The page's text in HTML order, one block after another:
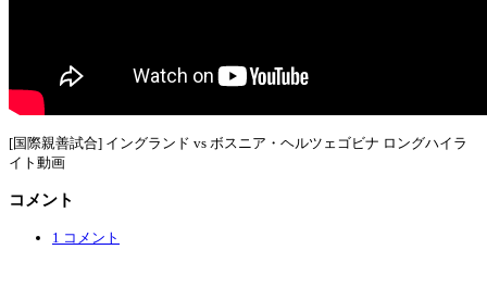
[国際親善試合] イングランド vs ボスニア・ヘルツェゴビナ ロングハイラ
イト動画
コメント
1 コメント